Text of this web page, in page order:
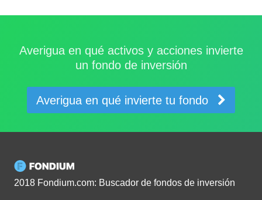
Averigua en qué activos y acciones invierte
un fondo de inversión
Averigua en qué invierte tu fondo
2018 Fondium.com: Buscador de fondos de inversión